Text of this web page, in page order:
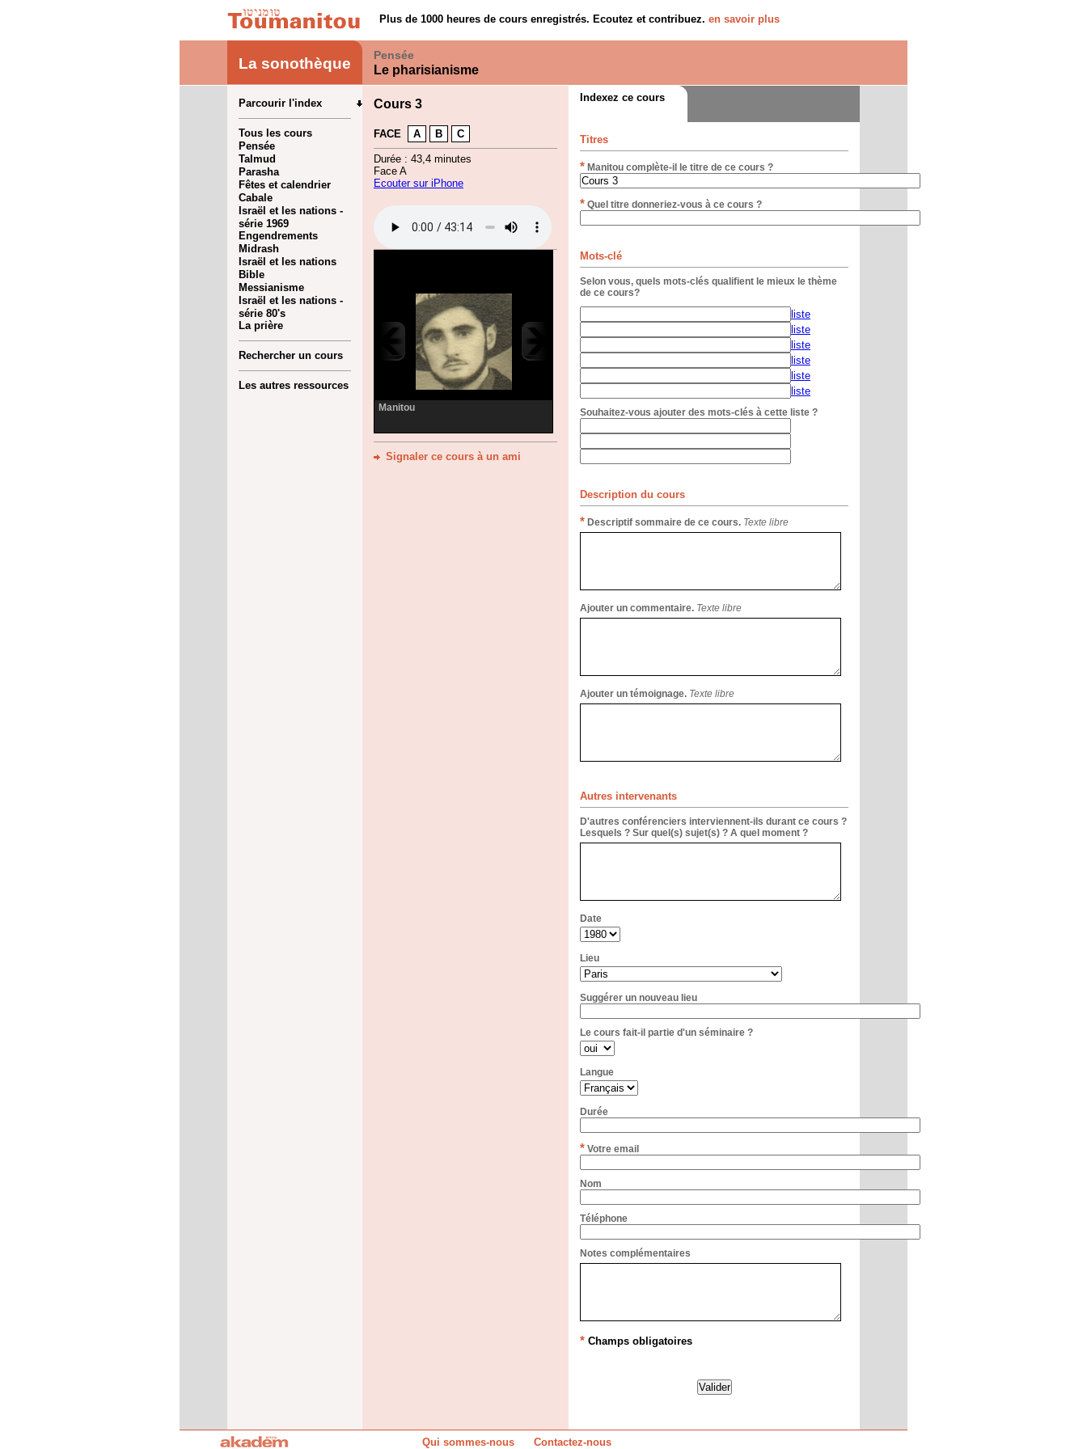
Plus de 1000 heures de cours enregistrés. Ecoutez et contribuez. en savoir plus
La sonothèque Pensée
Le pharisianisme
Parcourir l'index
Tous les cours
Pensée
Talmud
Parasha
Fêtes et calendrier
Cabale
Israël et les nations -
série 1969
Engendrements
Midrash
Israël et les nations
Bible
Messianisme
Israël et les nations -
série 80's
La prière
Rechercher un cours
Les autres ressources
Indexez ce cours
Titres
* Manitou complète-il le titre de ce cours ?
* Quel titre donneriez-vous à ce cours ?
Mots-clé
Selon vous, quels mots-clés qualifient le mieux le thème
de ce cours?
liste
liste
liste
liste
liste
liste
Souhaitez-vous ajouter des mots-clés à cette liste ?
Description du cours
* Descriptif sommaire de ce cours. Texte libre
Ajouter un commentaire. Texte libre
Ajouter un témoignage. Texte libre
Autres intervenants
D'autres conférenciers interviennent-ils durant ce cours ?
Lesquels ? Sur quel(s) sujet(s) ? A quel moment ?
Date
Lieu
Suggérer un nouveau lieu
Le cours fait-il partie d'un séminaire ?
Langue
Durée
* Votre email
Nom
Téléphone
Notes complémentaires
* Champs obligatoires
Cours 3
FACE A B C
Durée : 43,4 minutes
Face A
Ecouter sur iPhone
Manitou
Signaler ce cours à un ami
Qui sommes-nous Contactez-nous